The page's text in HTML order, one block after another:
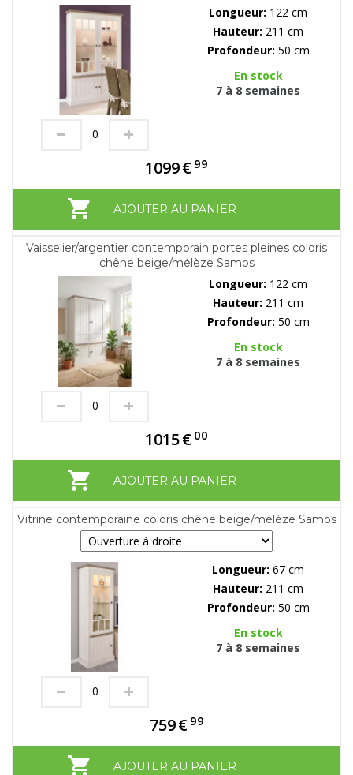
Longueur: 122 cm
Hauteur: 211 cm
Profondeur: 50 cm
En stock
7 à 8 semaines
1099€ 99
AJOUTER AU PANIER
Vaisselier/argentier contemporain portes pleines coloris
chêne beige/mélèze Samos
Longueur: 122 cm
Hauteur: 211 cm
Profondeur: 50 cm
En stock
7 à 8 semaines
1015€ 00
AJOUTER AU PANIER
Vitrine contemporaine coloris chêne beige/mélèze Samos
Longueur: 67 cm
Hauteur: 211 cm
Profondeur: 50 cm
En stock
7 à 8 semaines
759€ 99
AJOUTER AU PANIER